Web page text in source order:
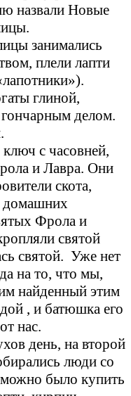
назвали Новые
занимались
плели лапти
глиной,
делом.
с часовней,
и Лавра. Они
скота,
домашних
Фрола и
святой
святой. Уже нет
на то, что мы,
найденный этим
, и батюшка его
нас.
день, на второй
люди со
можно было купить